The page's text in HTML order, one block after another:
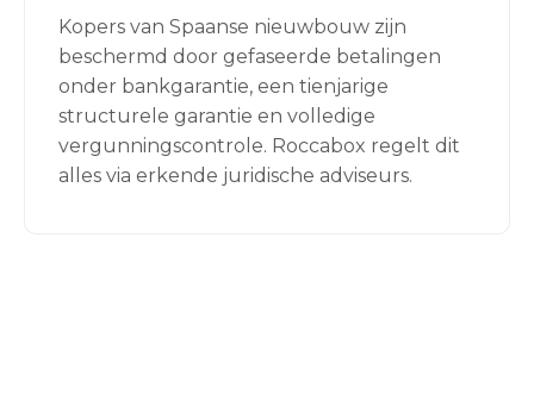
Kopers van Spaanse nieuwbouw zijn
beschermd door gefaseerde betalingen
onder bankgarantie, een tienjarige
structurele garantie en volledige
vergunningscontrole. Roccabox regelt dit
alles via erkende juridische adviseurs.